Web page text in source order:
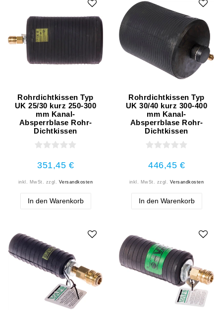
Rohrdichtkissen Typ
UK 25/30 kurz 250-300
mm Kanal-
Absperrblase Rohr-
Dichtkissen
351,45 €
inkl. MwSt. zzgl. Versandkosten
In den Warenkorb
Rohrdichtkissen Typ
UK 30/40 kurz 300-400
mm Kanal-
Absperrblase Rohr-
Dichtkissen
446,45 €
inkl. MwSt. zzgl. Versandkosten
In den Warenkorb